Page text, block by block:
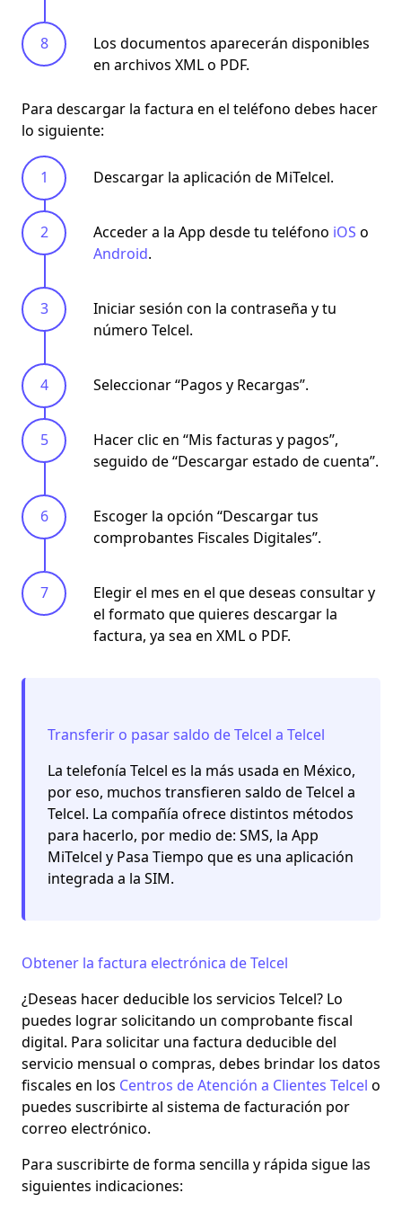
Los documentos aparecerán disponibles
en archivos XML o PDF.
Para descargar la factura en el teléfono debes hacer
lo siguiente:
Descargar la aplicación de MiTelcel.
Acceder a la App desde tu teléfono iOS o
Android.
Iniciar sesión con la contraseña y tu
número Telcel.
Seleccionar ‘‘Pagos y Recargas’’.
Hacer clic en ‘‘Mis facturas y pagos’’,
seguido de ‘‘Descargar estado de cuenta’’.
Escoger la opción ‘‘Descargar tus
comprobantes Fiscales Digitales’’.
Elegir el mes en el que deseas consultar y
el formato que quieres descargar la
factura, ya sea en XML o PDF.
Transferir o pasar saldo de Telcel a Telcel
La telefonía Telcel es la más usada en México,
por eso, muchos transfieren saldo de Telcel a
Telcel. La compañía ofrece distintos métodos
para hacerlo, por medio de: SMS, la App
MiTelcel y Pasa Tiempo que es una aplicación
integrada a la SIM.
Obtener la factura electrónica de Telcel
¿Deseas hacer deducible los servicios Telcel? Lo
puedes lograr solicitando un comprobante fiscal
digital. Para solicitar una factura deducible del
servicio mensual o compras, debes brindar los datos
fiscales en los Centros de Atención a Clientes Telcel o
puedes suscribirte al sistema de facturación por
correo electrónico.
Para suscribirte de forma sencilla y rápida sigue las
siguientes indicaciones: